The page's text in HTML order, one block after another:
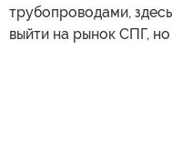
трубопроводами,
выйти на рынок СПГ,